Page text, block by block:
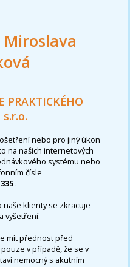
PRAKTICKÉHO
s.r.o.
nebo pro jiný úkon
na našich internetových
systému nebo
čísle
.
klienty se zkracuje
vyšetření.
mít přednost před
v případě, že se v
nemocný s akutním